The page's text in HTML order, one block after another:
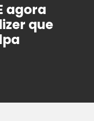
agora
que